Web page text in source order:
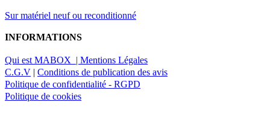
Sur matériel neuf ou reconditionné
INFORMATIONS
Qui est MABOX | Mentions Légales
C.G.V | Conditions de publication des avis
Politique de confidentialité - RGPD
Politique de cookies